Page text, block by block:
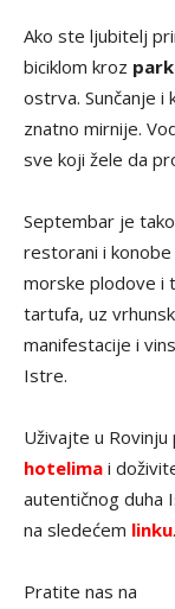
Ako ste ljubitelj
biciklom kroz
ostrva. Sunčanje i
znatno mirnije.
sve koji žele da
Septembar je
restorani i
morske plodove i
tartufa, uz
manifestacije i
Istre.
Uživajte u Rovinju
hotelima i
autentičnog duha
na sledećem linku.
Pratite nas na